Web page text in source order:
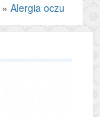
» Alergia oczu